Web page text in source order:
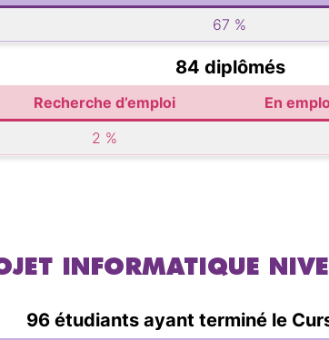
67 %
84 diplômés
Recherche d’emploi En
2 %
INFORMATIQUE
96 étudiants ayant terminé le